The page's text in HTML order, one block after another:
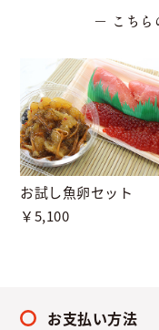
お試し魚卵セット
￥5,100
お支払い方法